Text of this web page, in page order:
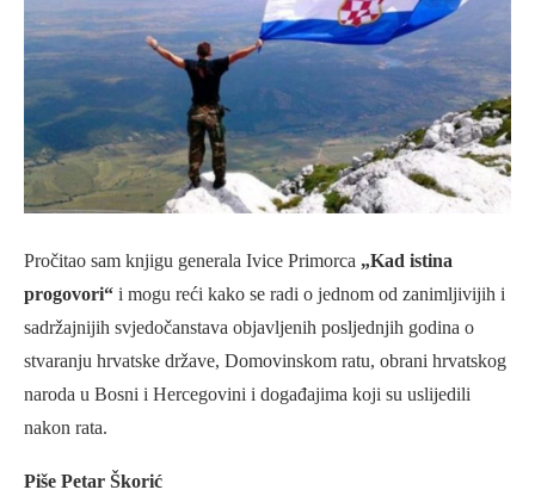
Pročitao sam knjigu generala Ivice Primorca „Kad istina
progovori“ i mogu reći kako se radi o jednom od zanimljivijih i
sadržajnijih svjedočanstava objavljenih posljednjih godina o
stvaranju hrvatske države, Domovinskom ratu, obrani hrvatskog
naroda u Bosni i Hercegovini i događajima koji su uslijedili
nakon rata.
Piše Petar Škorić